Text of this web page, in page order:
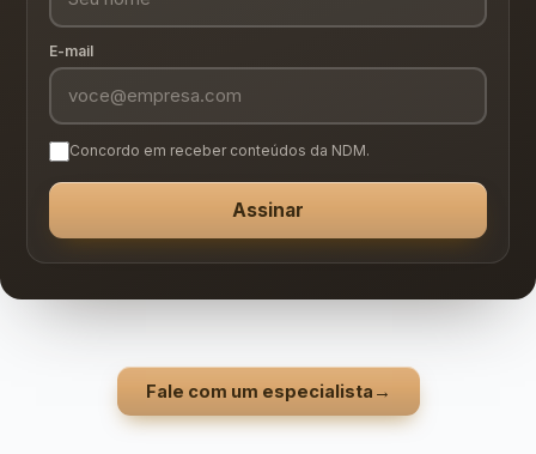
E-mail
Concordo em receber conteúdos da NDM.
Assinar
Fale com um especialista →